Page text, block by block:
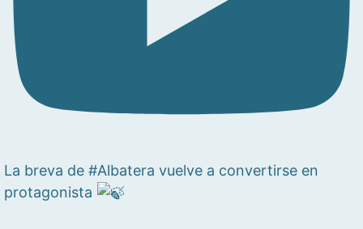
La breva de #Albatera vuelve a convertirse en
protagonista